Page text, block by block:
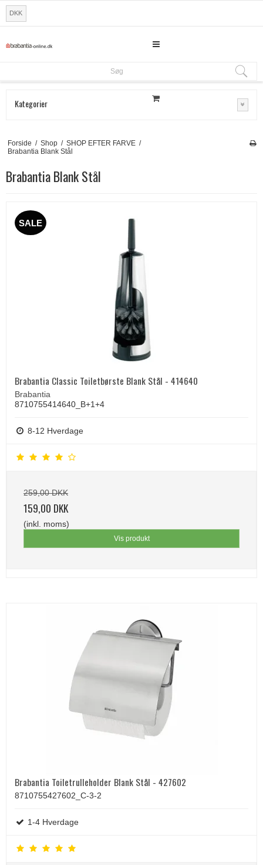
DKK
Søg
Kategorier
Forside / Shop / SHOP EFTER FARVE /
Brabantia Blank Stål
Brabantia Blank Stål
SALE
Brabantia Classic Toiletbørste Blank Stål - 414640
Brabantia
8710755414640_B+1+4
8-12 Hverdage
259,00 DKK
159,00 DKK
(inkl. moms)
Vis produkt
Brabantia Toiletrulleholder Blank Stål - 427602
8710755427602_C-3-2
1-4 Hverdage